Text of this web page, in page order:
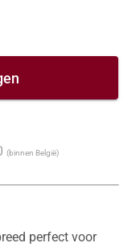
(binnen België)
perfect voor